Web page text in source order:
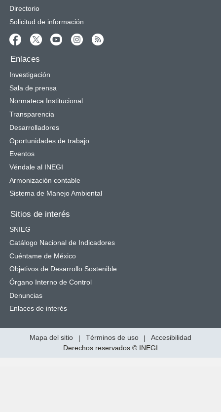
Directorio
Solicitud de información
Enlaces
Investigación
Sala de prensa
Normateca Institucional
Transparencia
Desarrolladores
Oportunidades de trabajo
Eventos
Véndale al INEGI
Armonización contable
Sistema de Manejo Ambiental
Sitios de interés
SNIEG
Catálogo Nacional de Indicadores
Cuéntame de México
Objetivos de Desarrollo Sostenible
Órgano Interno de Control
Denuncias
Enlaces de interés
Mapa del sitio | Términos de uso |
Accesibilidad
Derechos reservados © INEGI